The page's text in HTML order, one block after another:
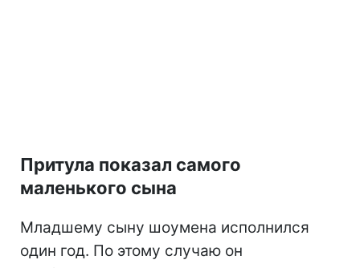
Притула показал самого
маленького сына
Младшему сыну шоумена исполнился
один год. По этому случаю он